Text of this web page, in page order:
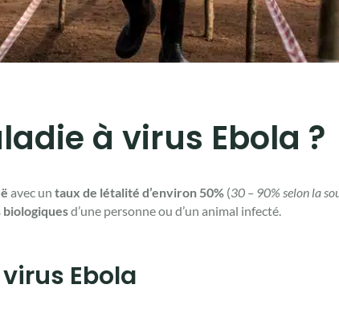
à virus Ebola ?
avec un taux de létalité d’environ 50% (30 – 90% selon la
d’une personne ou d’un animal infecté.
Ebola